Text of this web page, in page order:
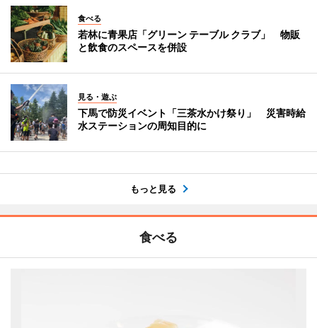
食べる
若林に青果店「グリーン テーブル クラブ」 物販
と飲食のスペースを併設
見る・遊ぶ
下馬で防災イベント「三茶水かけ祭り」 災害時給
水ステーションの周知目的に
もっと見る
食べる